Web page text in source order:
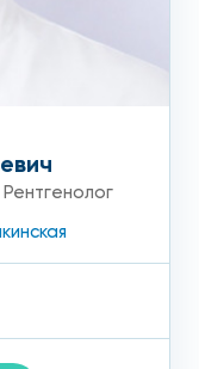
Рентгенолог